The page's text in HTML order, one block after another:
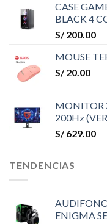
CASE
BLACK 4
S/200.00
MOUSE
S/20.00
MONITOR
200Hz
S/629.00
TENDENCIAS
ENIGMA